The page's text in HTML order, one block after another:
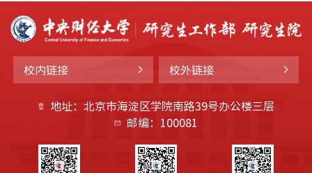
校内链接 校外链接
地址：北京市海淀区学院南路39号办公楼三层
邮编：100081